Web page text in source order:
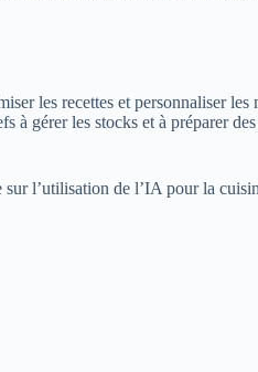
les recettes et personnaliser les
à gérer les stocks et à préparer
l’utilisation de l’IA pour la